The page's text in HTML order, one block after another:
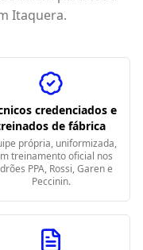
Itaquera.
credenciados e
de fábrica
própria, uniformizada,
treinamento oficial nos
PPA, Rossi, Garen e
Peccinin.